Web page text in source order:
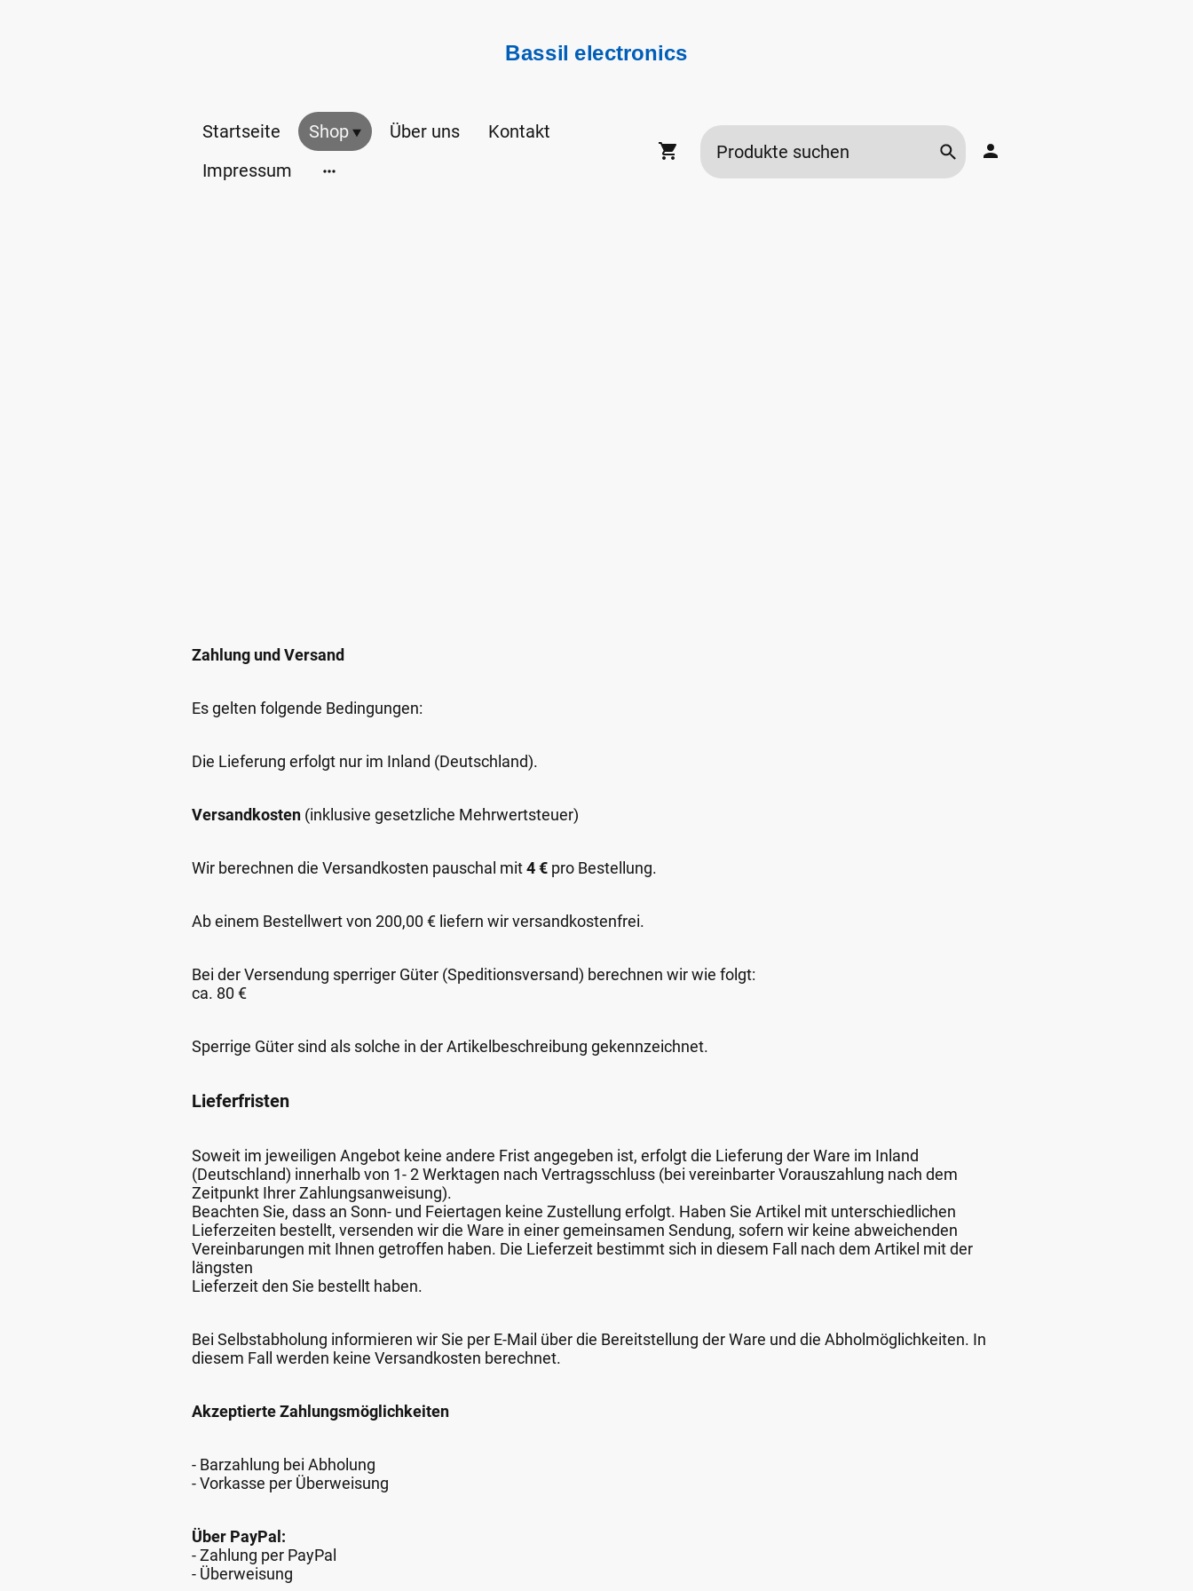
Bassil electronics
Startseite Shop Über uns
Kontakt
Impressum
Zahlung und Versand
Es gelten folgende Bedingungen:
Die Lieferung erfolgt nur im Inland (Deutschland).
Versandkosten (inklusive gesetzliche Mehrwertsteuer)
Wir berechnen die Versandkosten pauschal mit4 € pro Bestellung.
Ab einem Bestellwert von 200,00 € liefern wir versandkostenfrei.
Bei der Versendung sperriger Güter (Speditionsversand) berechnen wir wie folgt:
ca. 80 €
Sperrige Güter sind als solche in der Artikelbeschreibung gekennzeichnet.
Lieferfristen
Soweit im jeweiligen Angebot keine andere Frist angegeben ist, erfolgt die Lieferung der Ware im Inland
(Deutschland) innerhalb von 1- 2 Werktagen nach Vertragsschluss (bei vereinbarter Vorauszahlung nach dem
Zeitpunkt Ihrer Zahlungsanweisung).
Beachten Sie, dass an Sonn- und Feiertagen keine Zustellung erfolgt. Haben Sie Artikel mit unterschiedlichen
Lieferzeiten bestellt, versenden wir die Ware in einer gemeinsamen Sendung, sofern wir keine abweichenden
Vereinbarungen mit Ihnen getroffen haben. Die Lieferzeit bestimmt sich in diesem Fall nach dem Artikel mit der
längsten
Lieferzeit den Sie bestellt haben.
Bei Selbstabholung informieren wir Sie per E-Mail über die Bereitstellung der Ware und die Abholmöglichkeiten. In
diesem Fall werden keine Versandkosten berechnet.
Akzeptierte Zahlungsmöglichkeiten
- Barzahlung bei Abholung
- Vorkasse per Überweisung
Über PayPal:
- Zahlung per PayPal
- Überweisung